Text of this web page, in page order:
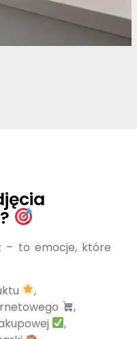
– to emocje, które
,
,
,